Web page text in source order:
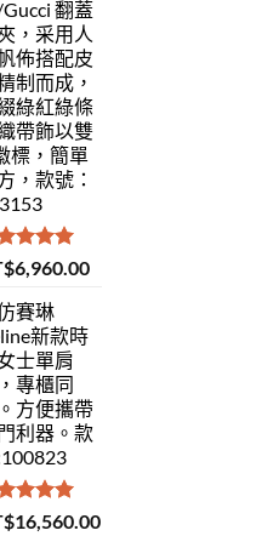
翻蓋
，采用人
佈搭配皮
制而成，
綠紅綠條
帶飾以雙
標，簡單
，款號：
5.00
5
6,960.00
賽琳
新款時
士單肩
專櫃同
方便攜帶
利器。款
5.00
16,560.00